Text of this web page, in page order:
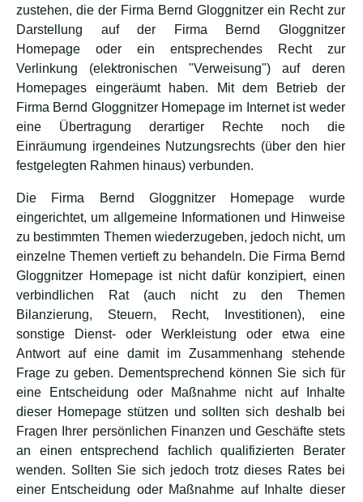
zustehen, die der Firma Bernd Gloggnitzer ein Recht zur
Darstellung auf der Firma Bernd Gloggnitzer
Homepage oder ein entsprechendes Recht zur
Verlinkung (elektronischen "Verweisung") auf deren
Homepages eingeräumt haben. Mit dem Betrieb der
Firma Bernd Gloggnitzer Homepage im Internet ist weder
eine Übertragung derartiger Rechte noch die
Einräumung irgendeines Nutzungsrechts (über den hier
festgelegten Rahmen hinaus) verbunden.
Die Firma Bernd Gloggnitzer Homepage wurde
eingerichtet, um allgemeine Informationen und Hinweise
zu bestimmten Themen wiederzugeben, jedoch nicht, um
einzelne Themen vertieft zu behandeln. Die Firma Bernd
Gloggnitzer Homepage ist nicht dafür konzipiert, einen
verbindlichen Rat (auch nicht zu den Themen
Bilanzierung, Steuern, Recht, Investitionen), eine
sonstige Dienst- oder Werkleistung oder etwa eine
Antwort auf eine damit im Zusammenhang stehende
Frage zu geben. Dementsprechend können Sie sich für
eine Entscheidung oder Maßnahme nicht auf Inhalte
dieser Homepage stützen und sollten sich deshalb bei
Fragen Ihrer persönlichen Finanzen und Geschäfte stets
an einen entsprechend fachlich qualifizierten Berater
wenden. Sollten Sie sich jedoch trotz dieses Rates bei
einer Entscheidung oder Maßnahme auf Inhalte dieser